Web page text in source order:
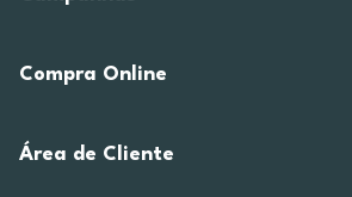
Compra Online
Área de Cliente